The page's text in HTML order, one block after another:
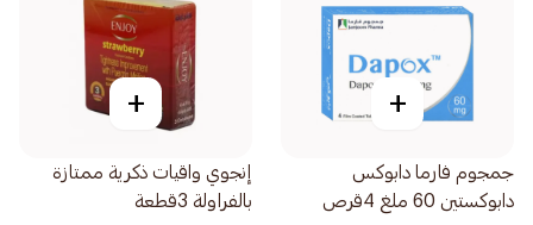
+
جمجوم فارما دابوكس
دابوكستين 60 ملغ 4قرص
+
إنجوي واقيات ذكرية ممتازة
بالفراولة 3قطعة